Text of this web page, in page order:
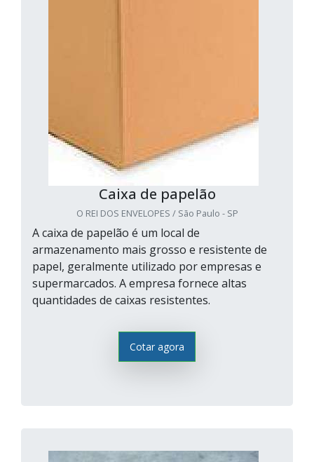
Caixa de papelão
O REI DOS ENVELOPES / São Paulo - SP
A caixa de papelão é um local de
armazenamento mais grosso e resistente de
papel, geralmente utilizado por empresas e
supermarcados. A empresa fornece altas
quantidades de caixas resistentes.
Cotar agora